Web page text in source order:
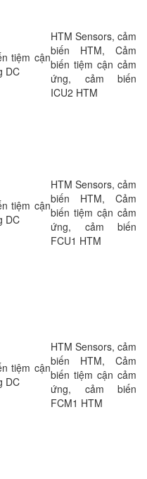
tiệm cận
DC
HTM Sensors, cảm
biến HTM, Cảm
biến tiệm cận cảm
ứng, cảm biến
ICU2 HTM
tiệm cận
DC
HTM Sensors, cảm
biến HTM, Cảm
biến tiệm cận cảm
ứng, cảm biến
FCU1 HTM
tiệm cận
DC
HTM Sensors, cảm
biến HTM, Cảm
biến tiệm cận cảm
ứng, cảm biến
FCM1 HTM